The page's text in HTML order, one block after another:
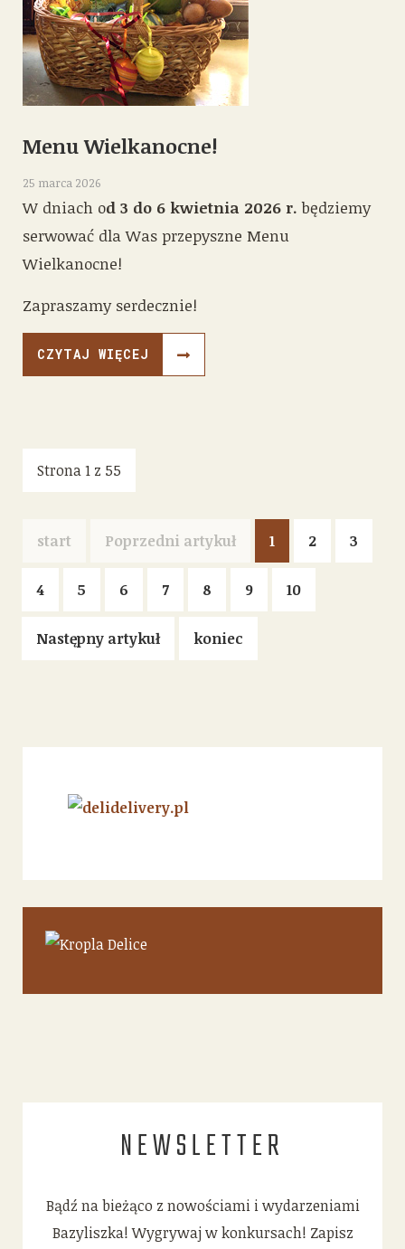
Menu Wielkanocne!
25 marca 2026
W dniach od 3 do 6 kwietnia 2026 r. będziemy
serwować dla Was przepyszne Menu
Wielkanocne!
Zapraszamy serdecznie!
CZYTAJ WIĘCEJ
Strona 1 z 55
start Poprzedni artykuł 1 2 3
4 5 6 7 8 9 10
Następny artykuł koniec
NEWSLETTER
Bądź na bieżąco z nowościami i wydarzeniami
Bazyliszka! Wygrywaj w konkursach! Zapisz